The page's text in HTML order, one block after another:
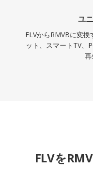
ユ
FLVからRMVBに変
ット、スマートTV、
再
FLVを